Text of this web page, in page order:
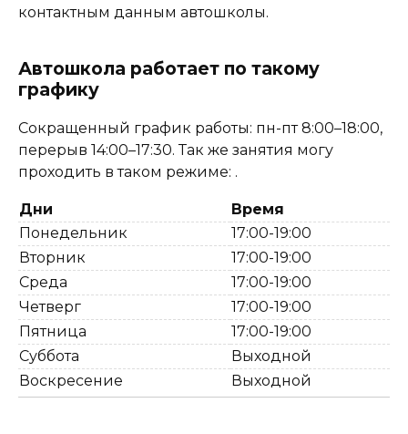
контактным данным автошколы.
Автошкола работает по такому
графику
Сокращенный график работы: пн-пт 8:00–18:00,
перерыв 14:00–17:30. Так же занятия могу
проходить в таком режиме: .
Дни
Время
Понедельник
17:00-19:00
Вторник
17:00-19:00
Среда
17:00-19:00
Четверг
17:00-19:00
Пятница
17:00-19:00
Суббота
Выходной
Воскресение
Выходной